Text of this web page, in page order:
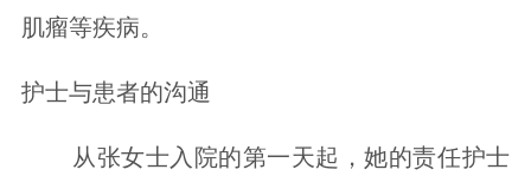
肌瘤等疾病。
护士与患者的沟通
从张女士入院的第一天起，她的责任护士